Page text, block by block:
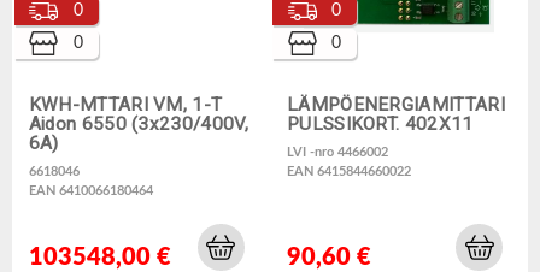
KWH-MTTARI VM, 1-T
Aidon 6550 (3x230/400V,
6A)
6618046
EAN 6410066180464
0
0
103548,00 €
LÄMPÖENERGIAMITTARI
PULSSIKORT. 402X11
LVI -nro 4466002
EAN 6415844660022
0
0
90,60 €